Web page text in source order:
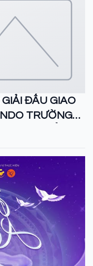
ĐẤU GIAO
TRƯỜNG
RỘNG LẦN